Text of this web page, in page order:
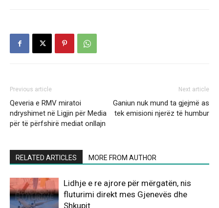
Previous article
Qeveria e RMV miratoi
ndryshimet në Ligjin për Media
për të përfshirë mediat onllajn
Next article
Ganiun nuk mund ta gjejmë as
tek emisioni njerëz të humbur
RELATED ARTICLES MORE FROM AUTHOR
Lidhje e re ajrore për mërgatën, nis
fluturimi direkt mes Gjenevës dhe
Shkupit